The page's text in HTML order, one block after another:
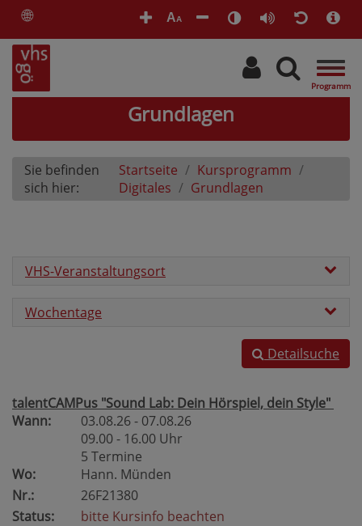
🌐 AA
Grundlagen
Sie befinden
sich hier:
Startseite
Kursprogramm
Digitales
Grundlagen
VHS-Veranstaltungsort
Wochentage
Detailsuche
talentCAMPus "Sound Lab: Dein Hörspiel, dein Style"
Wann:
03.08.26 - 07.08.26
09.00 - 16.00 Uhr
5 Termine
Wo:
Hann. Münden
Nr.:
26F21380
Status:
bitte Kursinfo beachten